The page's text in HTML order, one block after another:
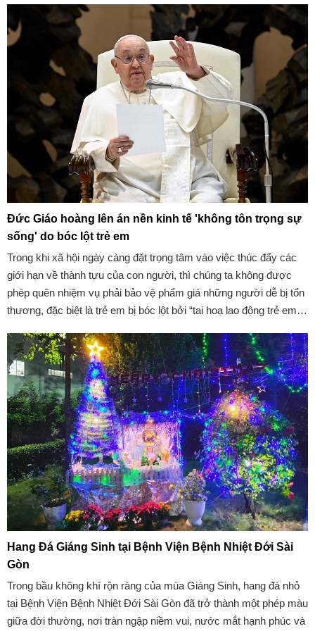
chúng ta lưu tâm và trên hết cần sự suy ngẫm sâu sắc. Cha
Ángel Espinosa, trong bài phát biểu của mình, mời gọi chúng ta
suy tư về ý nghĩa của cuộc sống và luật pháp đôi khi có thể khiến
chúng ta quên đi giá trị tuyệt đối về quyền sống của con người.
Đức Giáo hoàng lên án nền kinh tế 'không tôn trọng sự
sống' do bóc lột trẻ em
Trong khi xã hội ngày càng đặt trọng tâm vào việc thúc đẩy các
giới hạn về thành tựu của con người, thì chúng ta không được
phép quên nhiệm vụ phải bảo vệ phẩm giá những người dễ bị tổn
thương, đặc biệt là trẻ em bị bóc lột bởi “tai hoạ lao động trẻ em ”,
Hang Đá Giáng Sinh tại Bệnh Viện Bệnh Nhiệt Đới Sài
Gòn
Trong bầu không khí rộn ràng của mùa Giáng Sinh, hang đá nhỏ
tại Bệnh Viện Bệnh Nhiệt Đới Sài Gòn đã trở thành một phép màu
giữa đời thường, nơi tràn ngập niềm vui, nước mắt hạnh phúc và